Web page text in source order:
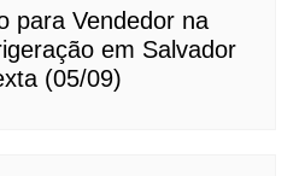
para Vendedor na
em Salvador
(05/09)